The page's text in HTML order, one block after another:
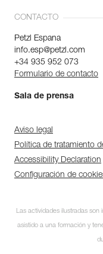
CONTACTO
Petzl Espana
info.esp@petzl.com
+34 935 952 073
Formulario de contacto
Sala de prensa
Aviso legal
Política de tratamiento
Accessibility Declaration
Configuración de
Las actividades ilustradas
asistido a una formación y